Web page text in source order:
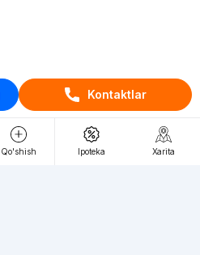
Kontaktlar
Qo'shish Ipoteka Xarita